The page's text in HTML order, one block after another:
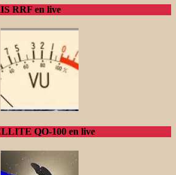
RRF en live
QO-100 en live